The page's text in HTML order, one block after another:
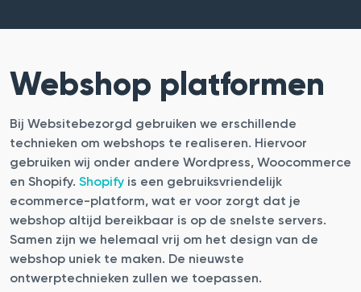
Webshop platformen
Bij Websitebezorgd gebruiken we erschillende
technieken om webshops te realiseren. Hiervoor
gebruiken wij onder andere Wordpress, Woocommerce
en Shopify. Shopify is een gebruiksvriendelijk
ecommerce-platform, wat er voor zorgt dat je
webshop altijd bereikbaar is op de snelste servers.
Samen zijn we helemaal vrij om het design van de
webshop uniek te maken. De nieuwste
ontwerptechnieken zullen we toepassen.